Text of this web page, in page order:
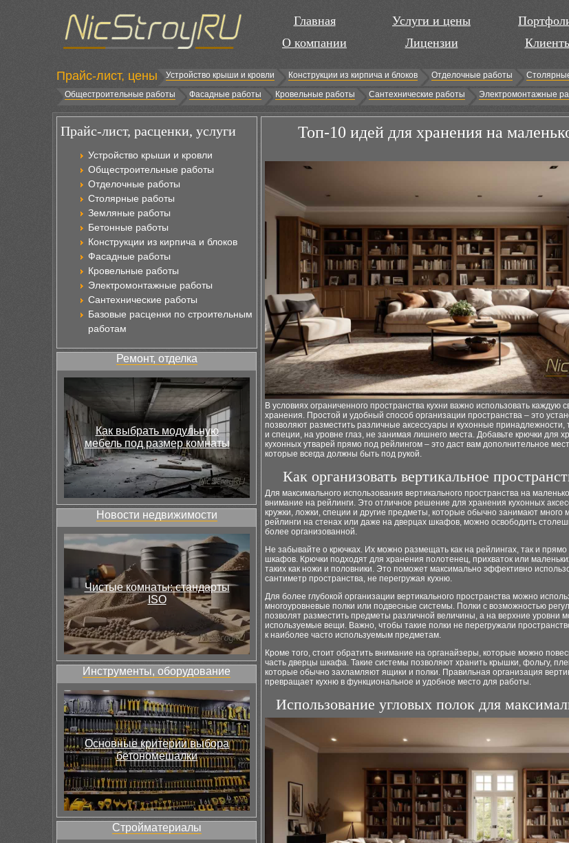
Главная
О компании
Услуги и цены
Лицензии
Прайс-лист, цены Устройство крыши и кровли Конструкции из кирпича и блоков Отделочные работы
Общестроительные работы
Фасадные работы Кровельные работы Сантехнические работы Электромонтажные
Прайс-лист, расценки, услуги
Устройство крыши и кровли
Общестроительные работы
Отделочные работы
Столярные работы
Земляные работы
Бетонные работы
Конструкции из кирпича и блоков
Фасадные работы
Кровельные работы
Электромонтажные работы
Сантехнические работы
Базовые расценки по строительным
работам
Ремонт, отделка
Как выбрать модульную
мебель под размер комнаты
Новости недвижимости
Чистые комнаты: стандарты
ISO
Инструменты, оборудование
Основные критерии выбора
бетономешалки
Стройматериалы
Топ-10 идей для хранения на
В условиях ограниченного пространства кухни важно использовать каждую
хранения. Простой и удобный способ организации пространства – это
позволяют разместить различные аксессуары и кухонные принадлежности,
и специи, на уровне глаз, не занимая лишнего места. Добавьте крючки для
кухонных утварей прямо под рейлингом – это даст вам дополнительное
которые всегда должны быть под рукой.
Как организовать вертикальное
Для максимального использования вертикального пространства на
внимание на рейлинги. Это отличное решение для хранения кухонных
кружки, ложки, специи и другие предметы, которые обычно занимают много
рейлинги на стенах или даже на дверцах шкафов, можно освободить
более организованной.
Не забывайте о крючках. Их можно размещать как на рейлингах, так и
шкафов. Крючки подходят для хранения полотенец, прихваток или
таких как ножи и половники. Это поможет максимально эффективно
сантиметр пространства, не перегружая кухню.
Для более глубокой организации вертикального пространства можно
многоуровневые полки или подвесные системы. Полки с возможностью
позволят разместить предметы различной величины, а на верхние уровни
используемые вещи. Важно, чтобы такие полки не перегружали
к наиболее часто используемым предметам.
Кроме того, стоит обратить внимание на органайзеры, которые можно
часть дверцы шкафа. Такие системы позволяют хранить крышки, фольгу,
которые обычно захламляют ящики и полки. Правильная организация
превращает кухню в функциональное и удобное место для работы.
Использование угловых полок для